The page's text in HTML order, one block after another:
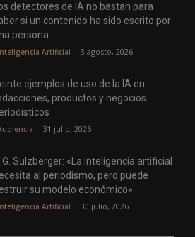
detectores de IA no bastan para
si un contenido ha sido escrito por
persona
Artificial 3 agosto, 2026
ejemplos de uso de la IA en
productos y negocios
31 julio, 2026
Sulzberger: «La inteligencia artificial
al periodismo, pero puede
su modelo económico»
Artificial 30 julio, 2026